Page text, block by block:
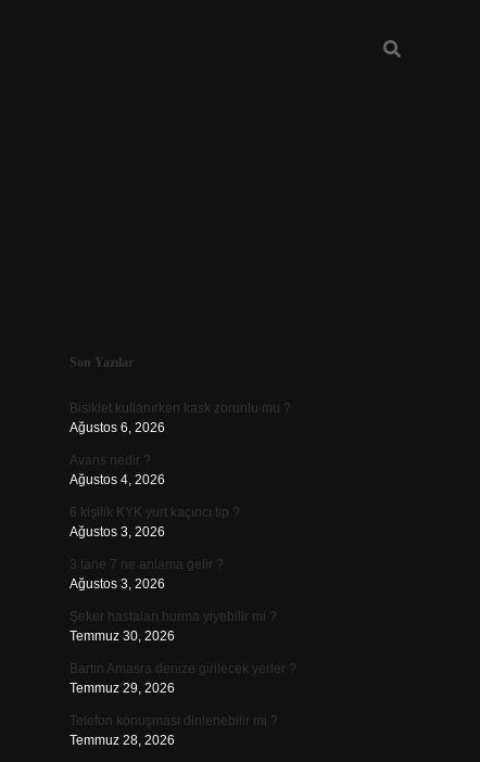
Sidebar
Son Yazılar
Bisiklet kullanırken kask zorunlu mu ?
Ağustos 6, 2026
Avans nedir ?
Ağustos 4, 2026
6 kişilik KYK yurt kaçıncı tip ?
Ağustos 3, 2026
3 tane 7 ne anlama gelir ?
Ağustos 3, 2026
Şeker hastaları hurma yiyebilir mi ?
Temmuz 30, 2026
Bartın Amasra denize girilecek yerler ?
Temmuz 29, 2026
Telefon konuşması dinlenebilir mi ?
Temmuz 28, 2026